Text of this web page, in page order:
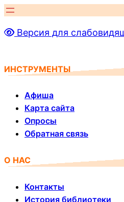
Перейти
содержимому
Версия для
ИНСТРУМЕНТЫ
Афиша
Карта сайта
Опросы
Обратная связь
О НАС
Контакты
История библиотеки